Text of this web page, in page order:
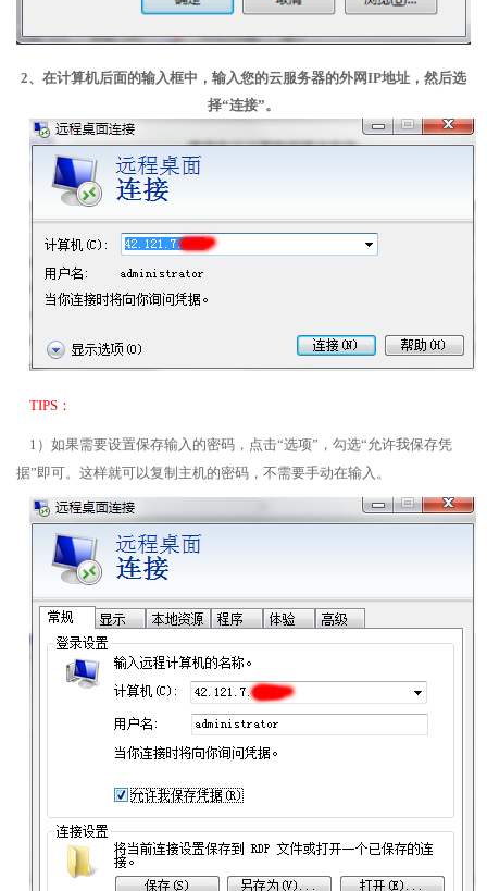
2、在计算机后面的输入框中，输入您的云服务器的外网IP地址，然后选
择“连接”。
TIPS：
1）如果需要设置保存输入的密码，点击“选项”，勾选“允许我保存凭
据”即可。这样就可以复制主机的密码，不需要手动在输入。